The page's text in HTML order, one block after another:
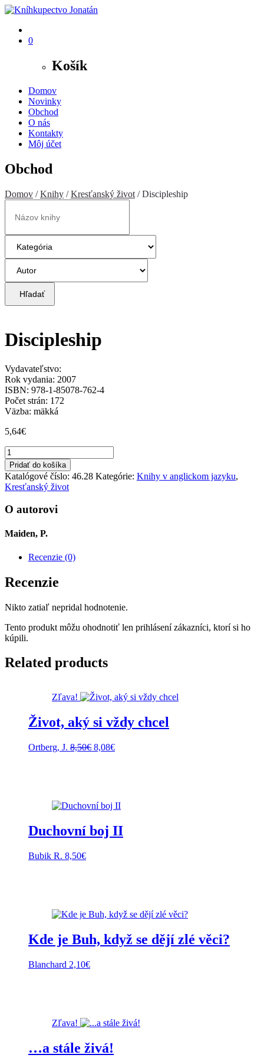
0
Košík
Domov
Novinky
Obchod
O nás
Kontakty
Môj účet
Obchod
Domov /Knihy /Kresťanský život / Discipleship
Hľadať
Discipleship
Vydavateľstvo:
Rok vydania: 2007
ISBN: 978-1-85078-762-4
Počet strán: 172
Väzba: mäkká
5,64€
množstvo
Discipleship
Pridať do košíka
Katalógové číslo: 46.28 Kategórie: Knihy v anglickom jazyku,
Kresťanský život
O autorovi
Maiden, P.
Recenzie (0)
Recenzie
Nikto zatiaľ nepridal hodnotenie.
Tento produkt môžu ohodnotiť len prihlásení zákazníci, ktorí si ho
kúpili.
Related products
Zľava!
Život, aký si vždy chcel
Ortberg, J. 8,50€ Pôvodná
8,08€Aktuálna
Duchovní boj II
Bubik R. 8,50€
Kde je Buh, když se dějí zlé věci?
Blanchard 2,10€
Zľava!
…a stále živá!